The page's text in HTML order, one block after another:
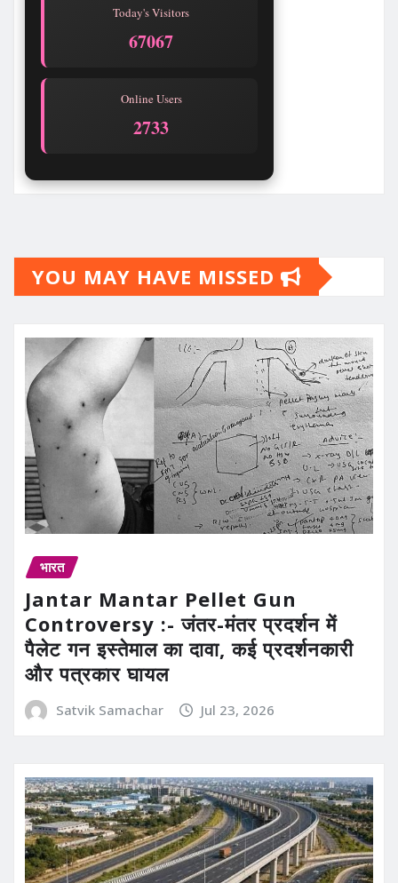
Today's Visitors
67067
Online Users
2733
YOU MAY HAVE MISSED
भारत
Jantar Mantar Pellet Gun
Controversy :- जंतर-मंतर प्रदर्शन में
पैलेट गन इस्तेमाल का दावा, कई प्रदर्शनकारी
और पत्रकार घायल
Satvik Samachar Jul 23, 2026